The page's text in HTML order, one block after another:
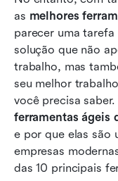
as melhores
parecer uma
solução que não
trabalho, mas
seu melhor
ferramentas ágeis
e por que elas são
empresas
das 10 principais